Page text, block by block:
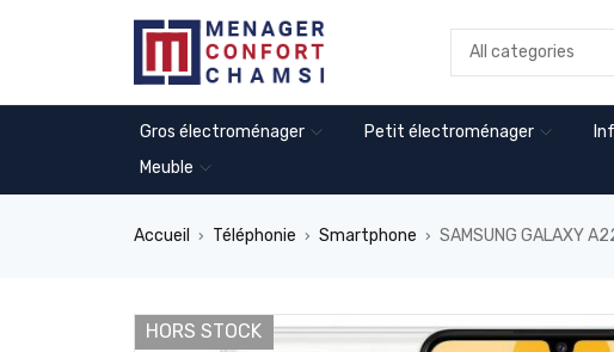
Gros électroménager Petit électroménager
Meuble
Accueil › Téléphonie › Smartphone › SAMSUNG GALAXY
HORS STOCK